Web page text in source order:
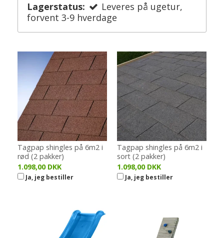
Lagerstatus:
Leveres på ugetur,
forvent 3-9 hverdage
Tagpap shingles på 6m2 i
rød (2 pakker)
1.098,00 DKK
Ja, jeg bestiller
Tagpap shingles på 6m2 i
sort (2 pakker)
1.098,00 DKK
Ja, jeg bestiller